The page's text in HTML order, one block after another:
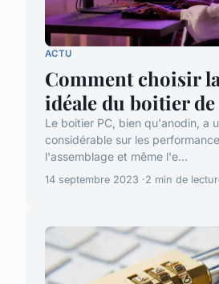
ACTU
Comment choisir
idéale du boitier de
Le boitier PC, bien qu'anodin, a
considérable sur les
l'assemblage et même l'e...
14 septembre 2023 2 min de